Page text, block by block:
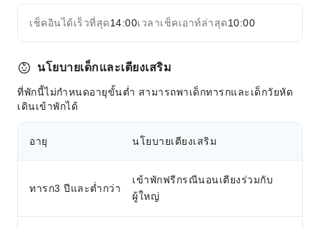
เล่นสกี
คอร์สสอนสกี
สนามเทนนิส
บริการขนส่ง
บริการเช่าจักรยาน
บริการทำความสะอาด
ขยายทั้งหมด
เช็คอินได้เร็วที่สุด14:00เวลาเช็คเอาท์ล่าสุด10:00
นโยบายเด็กและเตียงเสริม
ที่พักนี้ไม่กำหนดอายุขั้นต่ำ สามารถพาเด็กทารกและเด็กวัยหัด
เดินเข้าพักได้
อายุ นโยบายเตียงเสริม
ทารก3 ปีและต่ำกว่า
เข้าพักฟรีกรณีนอนเตียงร่วมกับ
ผู้ใหญ่